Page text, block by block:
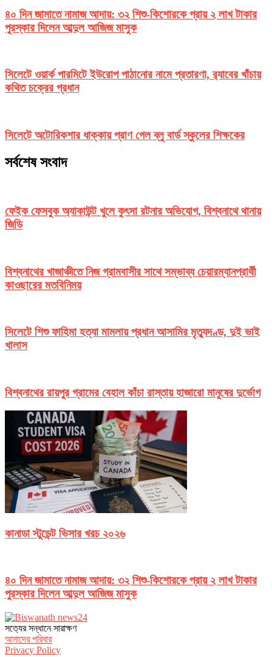
৪০ দিন জামাতে নামাজ আদায়: ৩২ শিশু-কিশোরকে প্রায় ২ লাখ টাকার
পুরস্কার দিলেন আব্দুল আজিজ মাসুক
সিলেটে ওয়ার্ক পারমিটে ইউরোপ পাঠানোর নামে প্রতারণা, র‌্যাবের খাঁচায়
কথিত চক্রের প্রধান
সিলেটে অটোরিকশার ধাক্কায় প্রাণ গেল ব্লু বার্ড স্কুলের শিক্ষকের
সর্বশেষ সংবাদ
ফেইক ফেসবুক অ্যাকাউন্ট খুলে কুৎসা রটনার অভিযোগ, বিশ্বনাথে থানায়
জিডি
বিশ্বনাথের খাজাঞ্চীতে নিজ গ্রামবাসীর সাথে সম্ভাব্য চেয়ারম্যানপ্রার্থী
কাওছারের মতবিনিময়
সিলেটে শিশু ফাহিমা হত্যা মামলায় প্রধান আসামির মৃত্যুদণ্ড, দুই ভাই
খালাস
বিশ্বনাথের রায়পুর গ্রামের বেহাল কাঁচা রাস্তায় হাজারো মানুষের দুর্ভোগ
কানাডা স্টুডেন্ট ভিসার খরচ ২০২৬
৪০ দিন জামাতে নামাজ আদায়: ৩২ শিশু-কিশোরকে প্রায় ২ লাখ টাকার
পুরস্কার দিলেন আব্দুল আজিজ মাসুক
সত‌্যের সন্ধানে সারাক্ষণ
আমাদের পরিবার
Privacy Policy